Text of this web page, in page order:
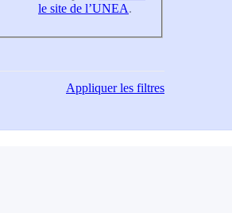
le site de l’UNEA.
Appliquerles filtres